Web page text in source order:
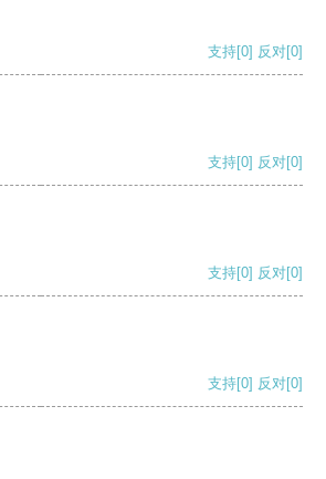
支持[0] 反对[0]
支持[0] 反对[0]
支持[0] 反对[0]
支持[0] 反对[0]